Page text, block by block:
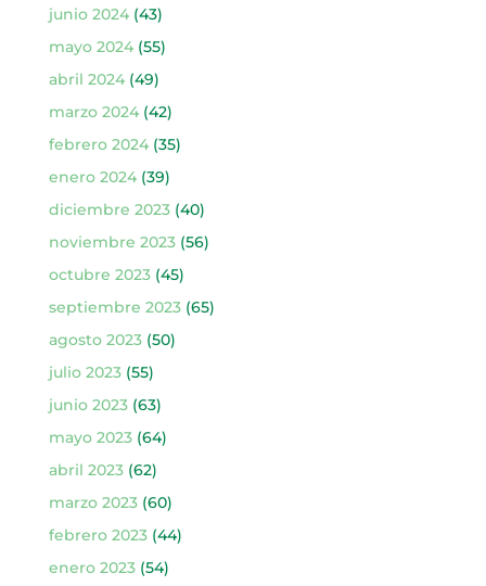
junio 2024(43)
mayo 2024(55)
abril 2024(49)
marzo 2024(42)
febrero 2024(35)
enero 2024(39)
diciembre 2023(40)
noviembre 2023(56)
octubre 2023(45)
septiembre 2023(65)
agosto 2023(50)
julio 2023(55)
junio 2023(63)
mayo 2023(64)
abril 2023(62)
marzo 2023(60)
febrero 2023(44)
enero 2023(54)